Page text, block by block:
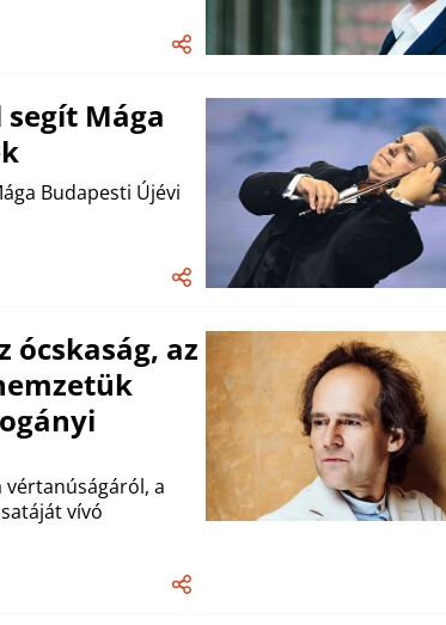
Mága
Budapesti Újévi
az
vértanúságáról, a
vívó